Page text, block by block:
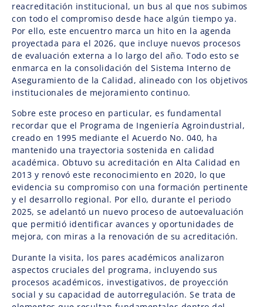
reacreditación institucional, un bus al que nos subimos
con todo el compromiso desde hace algún tiempo ya.
Por ello, este encuentro marca un hito en la agenda
proyectada para el 2026, que incluye nuevos procesos
de evaluación externa a lo largo del año. Todo esto se
enmarca en la consolidación del Sistema Interno de
Aseguramiento de la Calidad, alineado con los objetivos
institucionales de mejoramiento continuo.
Sobre este proceso en particular, es fundamental
recordar que el Programa de Ingeniería Agroindustrial,
creado en 1995 mediante el Acuerdo No. 040, ha
mantenido una trayectoria sostenida en calidad
académica. Obtuvo su acreditación en Alta Calidad en
2013 y renovó este reconocimiento en 2020, lo que
evidencia su compromiso con una formación pertinente
y el desarrollo regional. Por ello, durante el periodo
2025, se adelantó un nuevo proceso de autoevaluación
que permitió identificar avances y oportunidades de
mejora, con miras a la renovación de su acreditación.
Durante la visita, los pares académicos analizaron
aspectos cruciales del programa, incluyendo sus
procesos académicos, investigativos, de proyección
social y su capacidad de autorregulación. Se trata de